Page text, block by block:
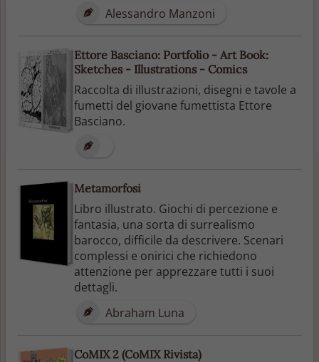
Alessandro Manzoni
Ettore Basciano: Portfolio - Art Book:
Sketches - Illustrations - Comics
Raccolta di illustrazioni, disegni e tavole a
fumetti del giovane fumettista Ettore
Basciano.
Metamorfosi
Libro illustrato. Giochi di percezione e
fantasia, una sorta di surrealismo
barocco, difficile da descrivere. Scenari
complessi e onirici che richiedono
attenzione per apprezzare tutti i suoi
dettagli.
Abraham Luna
CoMIX 2 (CoMIX Rivista)